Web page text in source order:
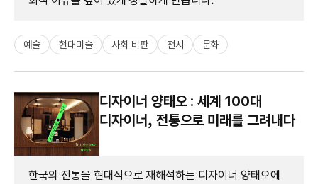
예술 현대미술 사회 비판 전시 문화
디자이너 양태오 : 세계 100대
디자이너, 전통으로 미래를 그려내다
한국의 전통을 현대적으로 재해석하는 디자이너 양태오에